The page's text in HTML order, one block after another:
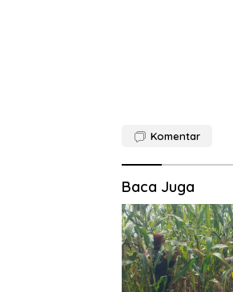
Komentar
Baca Juga